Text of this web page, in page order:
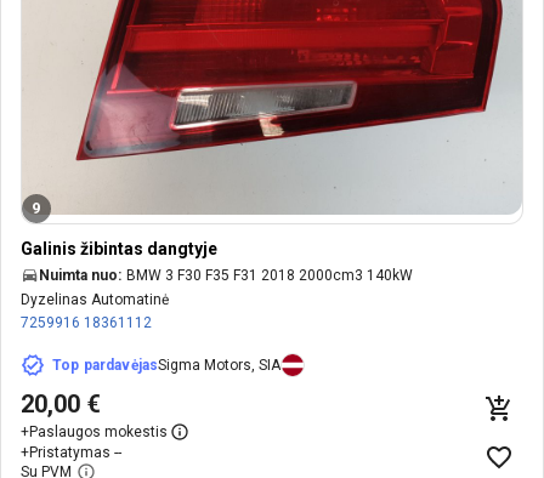
9
Galinis žibintas dangtyje
Nuimta nuo: BMW 3 F30 F35 F31 2018 2000cm3 140kW
Dyzelinas Automatinė
7259916 18361112
Top pardavėjasSigma Motors, SIA
20,00 €
+Paslaugos mokestis
+Pristatymas --
Su PVM